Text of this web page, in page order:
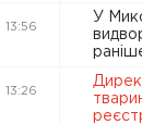
13:56
У
13:26